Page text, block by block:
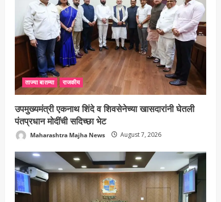
ताज्या बातम्या राजकीय
उपमुख्यमंत्री एकनाथ शिंदे व शिवसेनेच्या खासदारांनी घेतली
पंतप्रधान मोदींची सदिच्छा भेट
Maharashtra Majha News August 7, 2026